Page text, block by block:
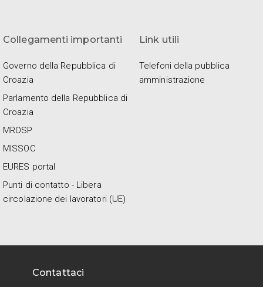
Collegamenti importanti
Governo della Repubblica di
Croazia
Parlamento della Repubblica di
Croazia
MROSP
MISSOC
EURES portal
Punti di contatto - Libera
circolazione dei lavoratori (UE)
Link utili
Telefoni della pubblica
amministrazione
Contattaci